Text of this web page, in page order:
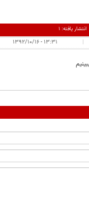
انتشار یافته:۱
| ۱۳:۳۱ - ۱۳۹۲/۱۰/۱۶